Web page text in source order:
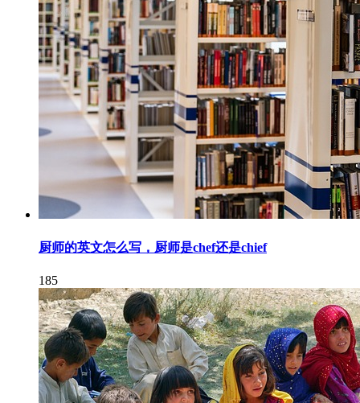
厨师的英文怎么写，厨师是chef还是chief
185